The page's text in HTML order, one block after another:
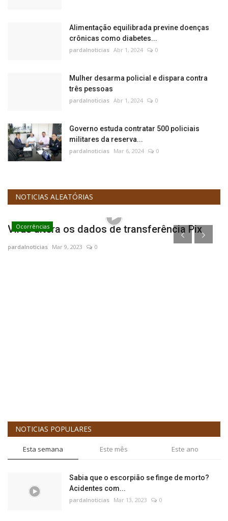
Alimentação equilibrada previne doenças
crônicas como diabetes...
pardalnoticias Abr 1, 2024 0
Mulher desarma policial e dispara contra
três pessoas
pardalnoticias Abr 1, 2024 0
Governo estuda contratar 500 policiais
militares da reserva...
pardalnoticias Mar 6, 2024 0
NOTICIAS ALEATÓRIAS
Ocorrências
Vírus altera os dados de transferência Pix
pardalnoticias Mar 9, 2023 0
NOTICIAS POPULARES
Esta semana Este mês Este ano
Sabia que o escorpião se finge de morto?
Acidentes com...
pardalnoticias Mar 13, 2023 0